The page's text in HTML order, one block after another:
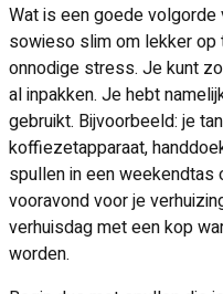
Wat is een goede volgorde
sowieso slim om lekker op
onnodige stress. Je kunt
al inpakken. Je hebt
gebruikt. Bijvoorbeeld: je
koffiezetapparaat,
spullen in een
vooravond voor je
verhuisdag met een kop
worden.